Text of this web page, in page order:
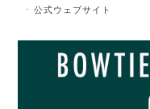
公式ウェブサイト